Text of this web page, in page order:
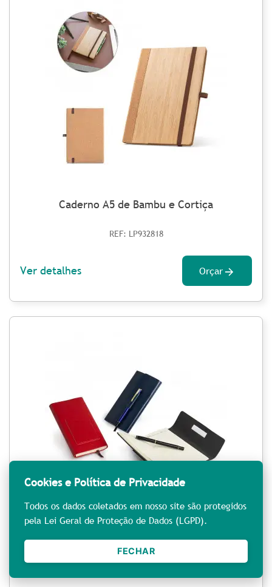
Caderno A5 de Bambu e Cortiça
REF: LP932818
Ver detalhes Orçar
Kit para Anotações com Caneta
REF: LP070508
Cookies e Política de Privacidade
Todos os dados coletados em nosso site são protegidos
pela Lei Geral de Proteção de Dados (LGPD).
FECHAR